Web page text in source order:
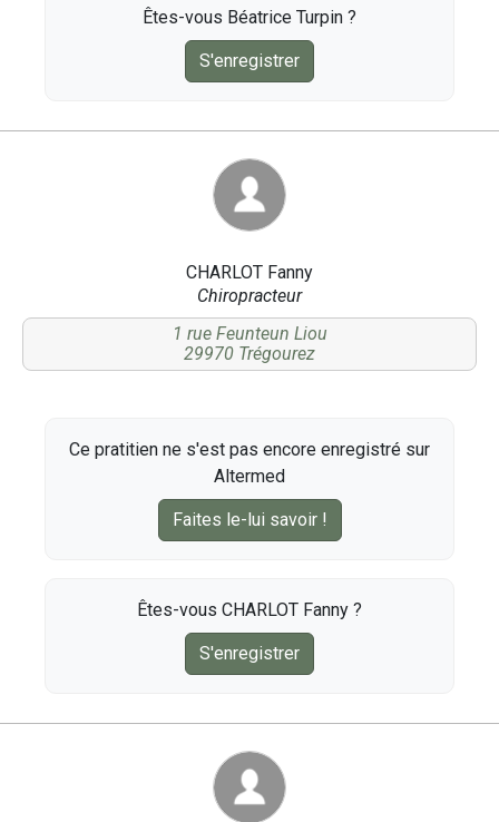
Êtes-vous Béatrice Turpin ?
S'enregistrer
CHARLOT Fanny
Chiropracteur
1 rue Feunteun Liou
29970 Trégourez
Ce pratitien ne s'est pas encore enregistré sur
Altermed
Faites le-lui savoir !
Êtes-vous CHARLOT Fanny ?
S'enregistrer